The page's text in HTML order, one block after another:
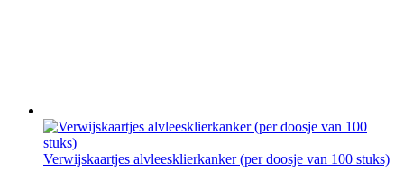
Verwijskaartjes alvleesklierkanker (per doosje van 100 stuks)